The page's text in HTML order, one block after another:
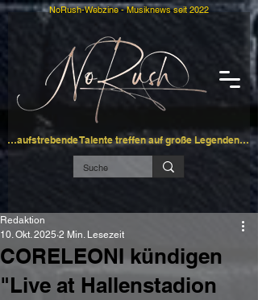
…aufstrebende Talente treffen auf große Legenden…
NoRush-Webzine - Musiknews seit 2022
CORELEONI kündigen
"Live at Hallenstadion
Redaktion
10. Okt. 2025 2 Min. Lesezeit